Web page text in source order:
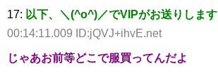
17: 以下、＼(^o^)／でVIPがお送りします
00:14:11.009 ID:jQVJ+ihvE.net
じゃあお前等どこで服買ってんだよ